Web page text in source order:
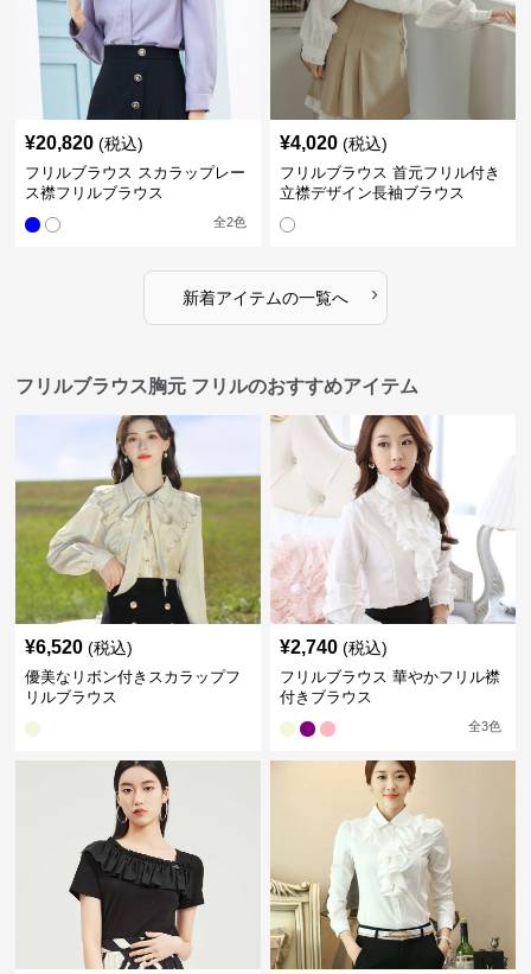
¥20,820 (税込)
フリルブラウス スカラップレー
ス襟フリルブラウス
全2色
¥4,020 (税込)
フリルブラウス 首元フリル付き
立襟デザイン長袖ブラウス
新着アイテムの一覧へ ›
フリルブラウス胸元 フリルのおすすめアイテム
¥6,520 (税込)
優美なリボン付きスカラップフ
リルブラウス
¥2,740 (税込)
フリルブラウス 華やかフリル襟
付きブラウス
全3色